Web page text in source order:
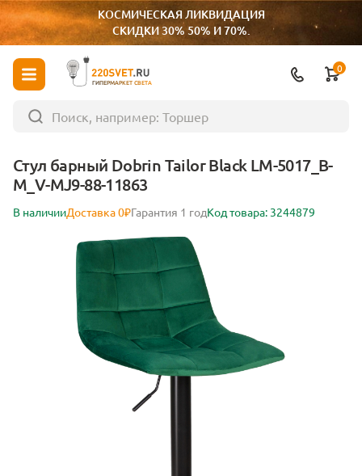
КОСМИЧЕСКАЯ ЛИКВИДАЦИЯ
СКИДКИ 30% 50% И 70%.
ГИПЕРМАРКЕТ СВЕТА
0
Стул барный Dobrin Tailor Black LM-5017_B-
M_V-MJ9-88-11863
В наличииДоставка 0₽Гарантия 1 годКод товара: 3244879